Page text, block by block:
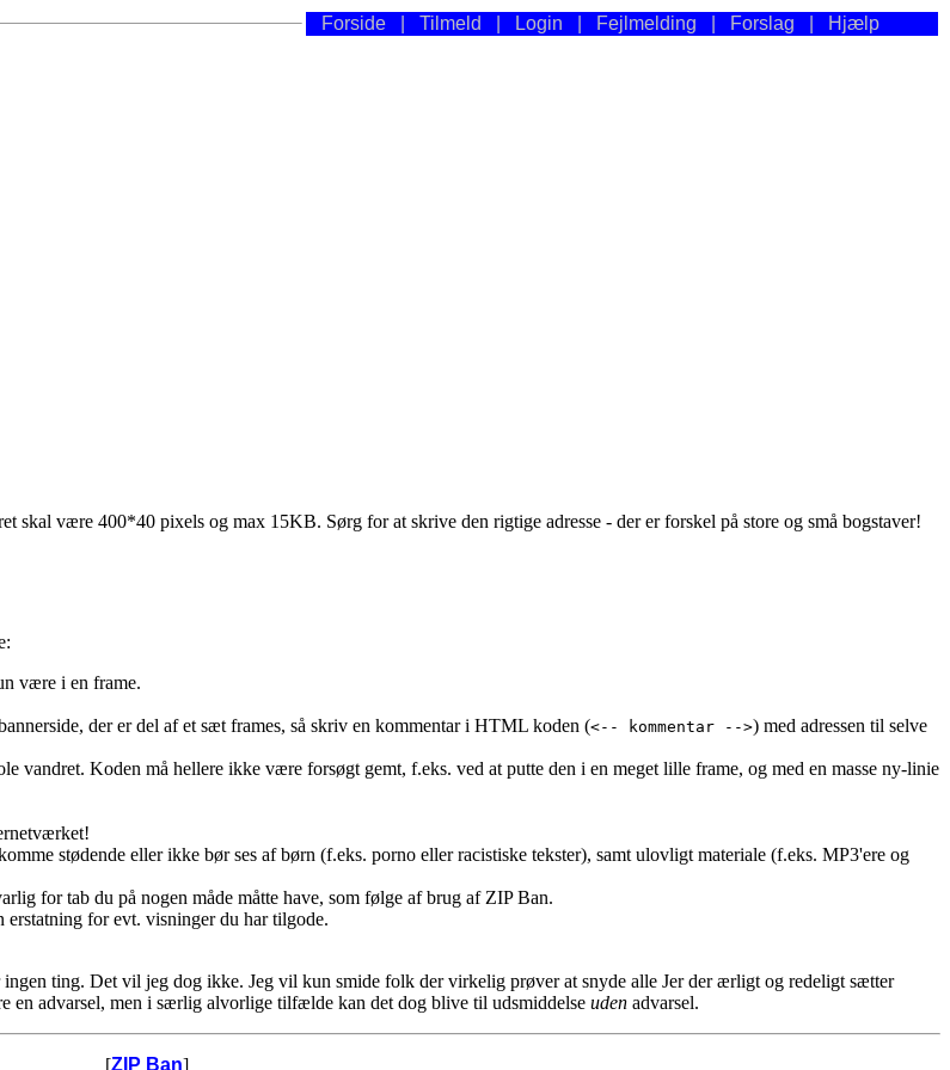
Forside Tilmeld Login Fejlmelding Forslag Hjælp
skal være 400*40 pixels og max 15KB. Sørg for at skrive den rigtige adresse - der er forskel på store og små bogstaver!
være i en frame.
der er del af et sæt frames, så skriv en kommentar i HTML koden (<-- kommentar -->) med adressen til selve
vandret. Koden må hellere ikke være forsøgt gemt, f.eks. ved at putte den i en meget lille frame, og med en masse ny-linie
stødende eller ikke bør ses af børn (f.eks. porno eller racistiske tekster), samt ulovligt materiale (f.eks. MP3'ere og
for tab du på nogen måde måtte have, som følge af brug af ZIP Ban.
for evt. visninger du har tilgode.
ting. Det vil jeg dog ikke. Jeg vil kun smide folk der virkelig prøver at snyde alle Jer der ærligt og redeligt sætter
en advarsel, men i særlig alvorlige tilfælde kan det dog blive til udsmiddelse uden advarsel.
[ZIP Ban]